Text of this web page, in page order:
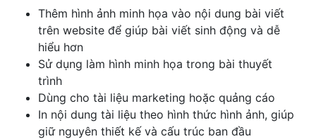
Thêm hình ảnh minh họa vào nội dung bài viết
trên website để giúp bài viết sinh động và dễ
hiểu hơn
Sử dụng làm hình minh họa trong bài thuyết
trình
Dùng cho tài liệu marketing hoặc quảng cáo
In nội dung tài liệu theo hình thức hình ảnh, giúp
giữ nguyên thiết kế và cấu trúc ban đầu